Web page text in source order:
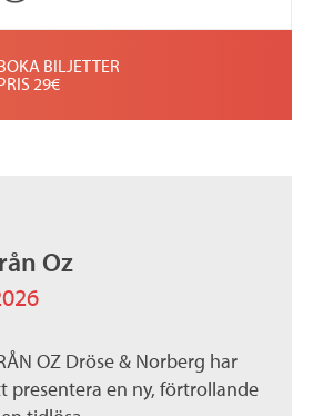
BILJETTER
29€
Oz
OZ Dröse & Norberg har
presentera en ny, förtrollande